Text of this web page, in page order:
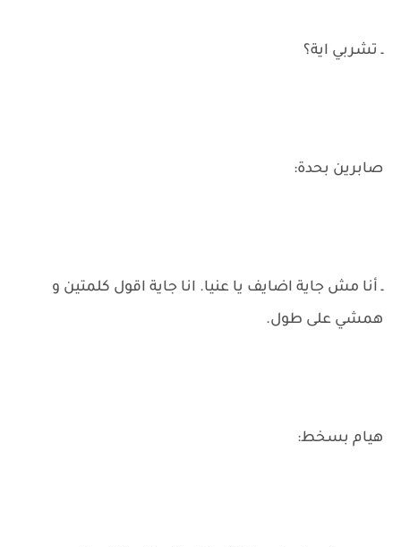
ـ تشربي اية؟
صابرين بحدة:
ـ أنا مش جاية اضايف يا عنيا. انا جاية اقول كلمتين و
همشي على طول.
هيام بسخط: